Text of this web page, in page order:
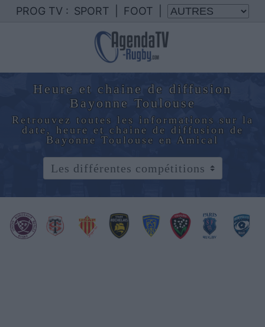
PROG TV : SPORT FOOT
Heure et chaine de diffusion
Bayonne Toulouse
Retrouvez toutes les informations sur la
date, heure et chaine de diffusion de
Bayonne Toulouse en Amical